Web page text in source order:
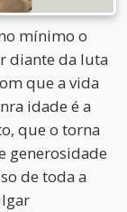
mínimo o
diante da luta
que a vida
idade é a
que o torna
generosidade
de toda a